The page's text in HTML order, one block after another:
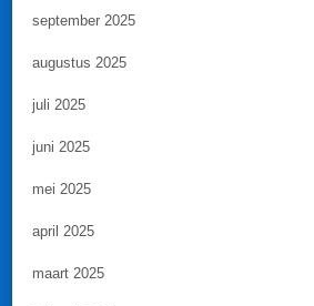
september 2025
augustus 2025
juli 2025
juni 2025
mei 2025
april 2025
maart 2025